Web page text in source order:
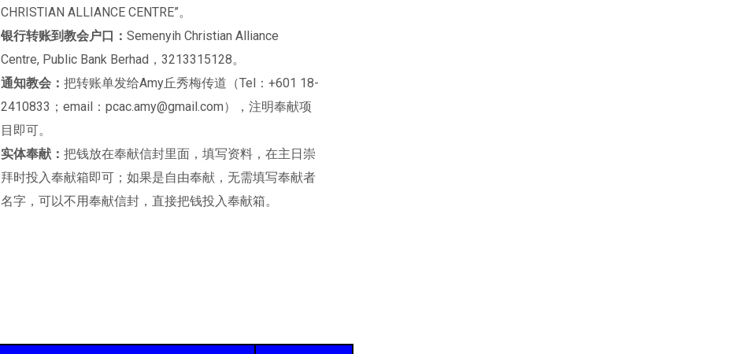
CHRISTIAN ALLIANCE CENTRE”。
银行转账到教会户口：Semenyih Christian Alliance
Centre, Public Bank Berhad，3213315128。
通知教会：把转账单发给Amy丘秀梅传道（Tel：+601 18-
2410833；email：pcac.amy@gmail.com），注明奉献项
目即可。
实体奉献：把钱放在奉献信封里面，填写资料，在主日崇
拜时投入奉献箱即可；如果是自由奉献，无需填写奉献者
名字，可以不用奉献信封，直接把钱投入奉献箱。